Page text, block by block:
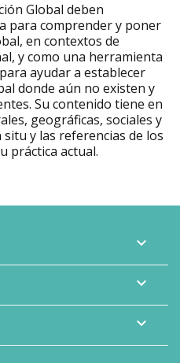
Global deben
para comprender y poner
en contextos de
y como una herramienta
ayudar a establecer
donde aún no existen y
Su contenido tiene en
geográficas, sociales y
y las referencias de los
práctica actual.


